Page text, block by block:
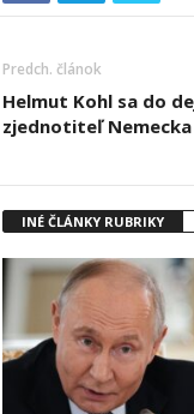
Predch. článok
Helmut Kohl sa do
zjednotiteľ Nemecka
INÉ ČLÁNKY RUBRIKY